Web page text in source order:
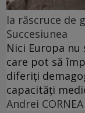
la răscruce de
Succesiunea
Nici Europa
care pot să
diferiți
capacități
Andrei CORNEA